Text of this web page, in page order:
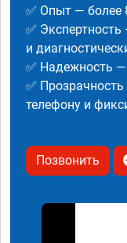
✅ Опыт — более
✅
и
✅ Надежность
✅
телефону и
Позвонить